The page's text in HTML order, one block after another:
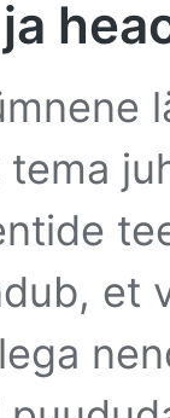
et